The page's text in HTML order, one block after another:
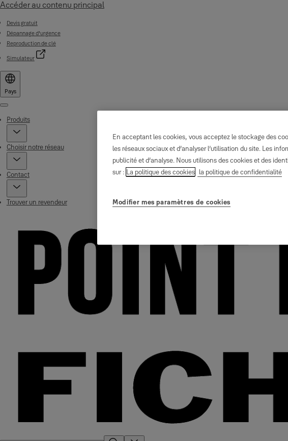
Accéder au contenu principal
Devis gratuit
Dépannage d'urgence
Reproduction de clé
Simulateur
Pays
Menu
Produits
Choisir notre réseau
Contact
Trouver un revendeur
En acceptant les cookies, vous acceptez le stockage des
les réseaux sociaux et d’analyser l’utilisation du site. Les
publicité et d’analyse. Nous utilisons des cookies et des
sur : La politique des cookies la politique de confidentialité
Modifier mes paramètres de cookies